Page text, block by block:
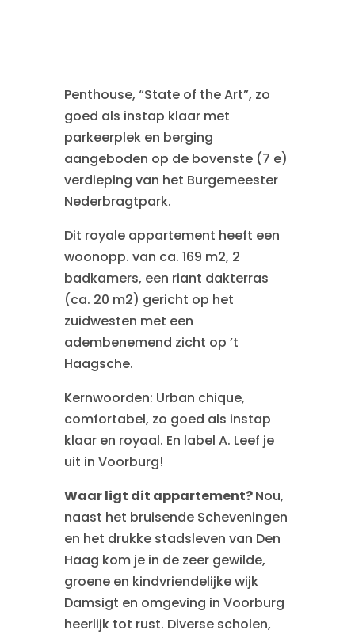
Penthouse, “State of the Art”, zo
goed als instap klaar met
parkeerplek en berging
aangeboden op de bovenste (7 e)
verdieping van het Burgemeester
Nederbragtpark.
Dit royale appartement heeft een
woonopp. van ca. 169 m2, 2
badkamers, een riant dakterras
(ca. 20 m2) gericht op het
zuidwesten met een
adembenemend zicht op ’t
Haagsche.
Kernwoorden: Urban chique,
comfortabel, zo goed als instap
klaar en royaal. En label A. Leef je
uit in Voorburg!
Waar ligt dit appartement?Nou,
naast het bruisende Scheveningen
en het drukke stadsleven van Den
Haag kom je in de zeer gewilde,
groene en kindvriendelijke wijk
Damsigt en omgeving in Voorburg
heerlijk tot rust. Diverse scholen,